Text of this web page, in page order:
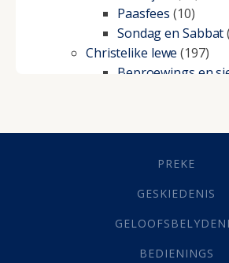
Paasfees (10)
Sondag en Sabbat
Christelike lewe (197)
Beproewings en
Geestelike Groei
(21)
Grys Areas(4)
Lewensdoel(3)
Selfondersoek(1)
PREKE
GESKIEDENIS
BEDIENINGS